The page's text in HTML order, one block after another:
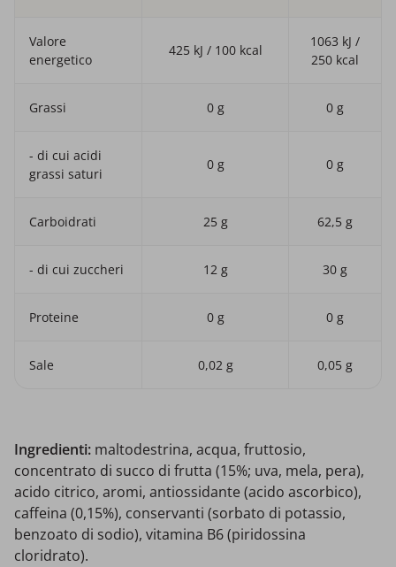
Valore
energetico
425 kJ / 100 kcal
1063 kJ /
250 kcal
Grassi 0 g 0 g
- di cui acidi
grassi saturi
0 g 0 g
Carboidrati 25 g 62,5 g
- di cui zuccheri 12 g 30 g
Proteine 0 g 0 g
Sale 0,02 g 0,05 g
Ingredienti: maltodestrina, acqua, fruttosio,
concentrato di succo di frutta (15%; uva, mela, pera),
acido citrico, aromi, antiossidante (acido ascorbico),
caffeina (0,15%), conservanti (sorbato di potassio,
benzoato di sodio), vitamina B6 (piridossina
cloridrato).